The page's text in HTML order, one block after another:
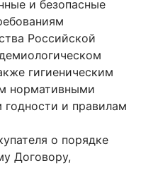
и безопасные
Российской
гигиеническим
нормативными
и правилам
о порядке
Договору,